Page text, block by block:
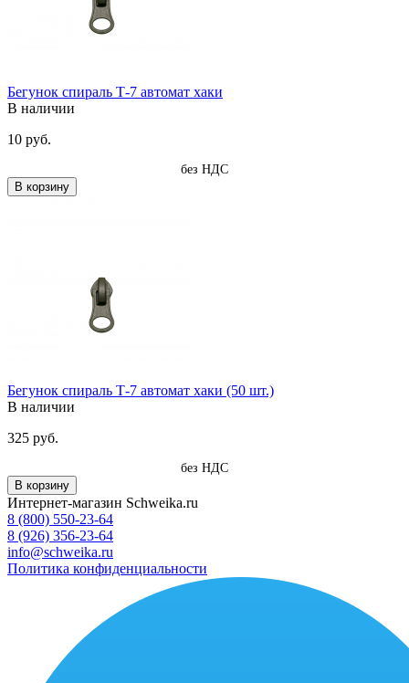
Бегунок спираль Т-7 автомат хаки
В наличии
10 руб.
без НДС
В корзину
Бегунок спираль Т-7 автомат хаки (50 шт.)
В наличии
325 руб.
без НДС
В корзину
Интернет-магазин Schweika.ru
8 (800) 550-23-64
8 (926) 356-23-64
info@schweika.ru
Политика конфиденциальности